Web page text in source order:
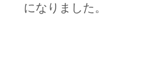
になりました。